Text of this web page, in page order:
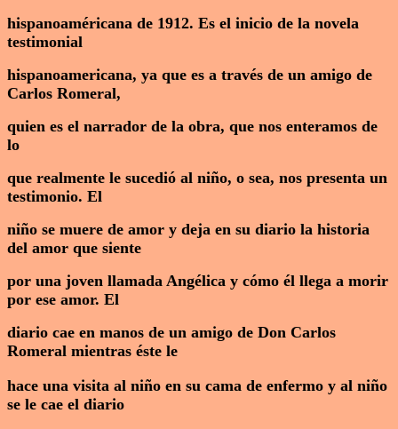
hispanoaméricana de 1912. Es el inicio de la novela
testimonial
hispanoamericana, ya que es a través de un amigo de
Carlos Romeral,
quien es el narrador de la obra, que nos enteramos de
lo
que realmente le sucedió al niño, o sea, nos presenta un
testimonio. El
niño se muere de amor y deja en su diario la historia
del amor que siente
por una joven llamada Angélica y cómo él llega a morir
por ese amor. El
diario cae en manos de un amigo de Don Carlos
Romeral mientras éste le
hace una visita al niño en su cama de enfermo y al niño
se le cae el diario